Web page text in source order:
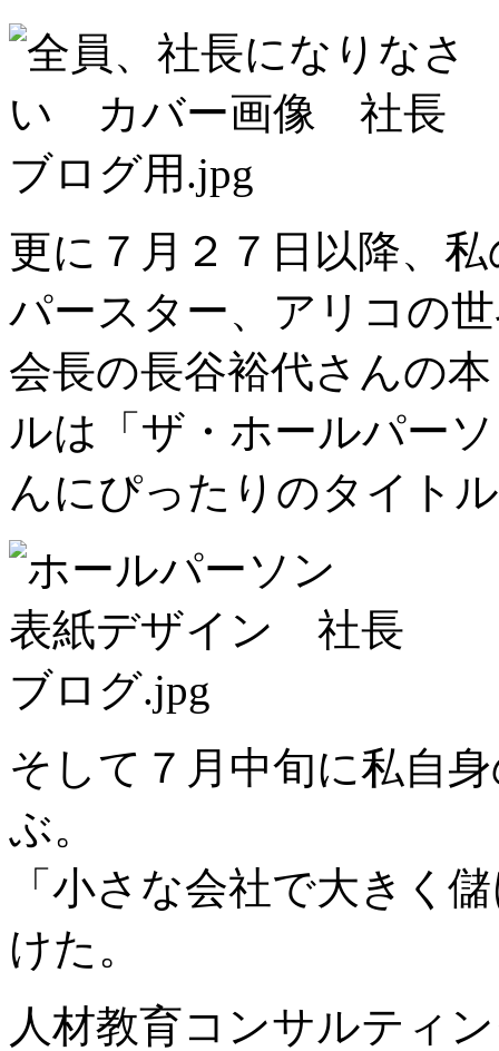
更に７月２７日以降、
パースター、アリコの
会長の長谷裕代さんの
ルは「ザ・ホールパー
んにぴったりのタイト
そして７月中旬に私自
ぶ。
「小さな会社で大きく
けた。
人材教育コンサルティ